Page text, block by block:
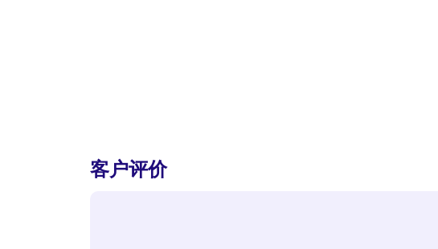
客户评价